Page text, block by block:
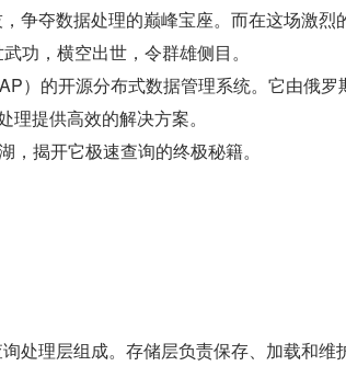
争夺数据处理的巅峰宝座。而在这场激烈
功，横空出世，令群雄侧目。
）的开源分布式数据管理系统。它由俄罗
提供高效的解决方案。
揭开它极速查询的终极秘籍。
处理层组成。存储层负责保存、加载和维